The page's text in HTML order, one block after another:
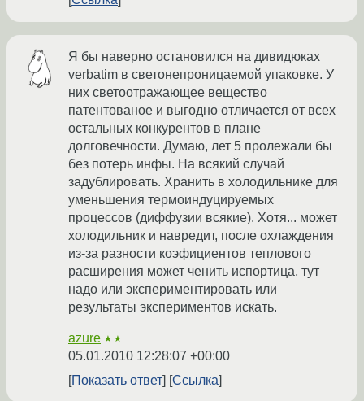
Я бы наверно остановился на дивидюках
verbatim в светонепроницаемой упаковке. У
них светоотражающее вещество
патентованое и выгодно отличается от всех
остальных конкурентов в плане
долговечности. Думаю, лет 5 пролежали бы
без потерь инфы. На всякий случай
задублировать. Хранить в холодильнике для
уменьшения термоиндуцируемых
процессов (диффузии всякие). Хотя... может
холодильник и навредит, после охлаждения
из-за разности коэфициентов теплового
расширения может ченить испортица, тут
надо или экспериментировать или
результаты экспериментов искать.
azure ★★
05.01.2010 12:28:07 +00:00
Показать ответ
Ссылка